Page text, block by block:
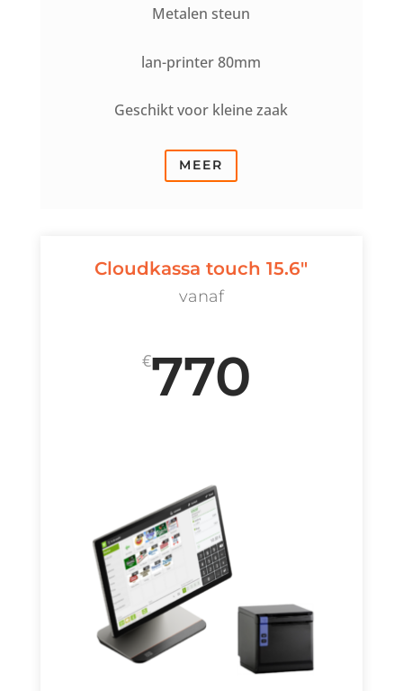
Metalen steun
lan-printer 80mm
Geschikt voor kleine zaak
MEER
Cloudkassa touch 15.6"
vanaf
€770